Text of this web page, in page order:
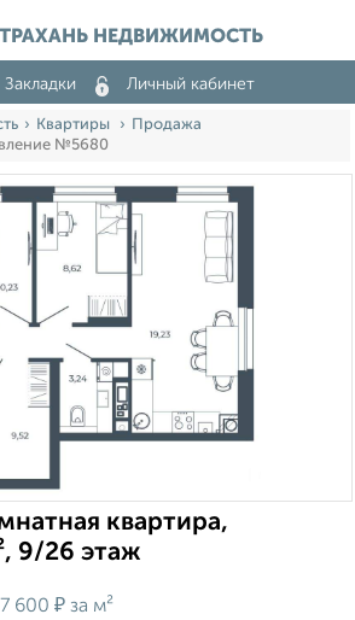
НЕДВИЖИМОСТЬ
Закладки Личный кабинет
Квартиры
Продажа
№5680
квартира,
9/26 этаж
600 ₽ за м²